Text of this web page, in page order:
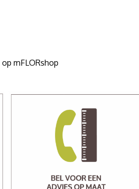
mFLORshop